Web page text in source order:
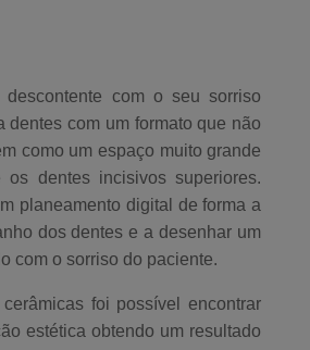
com o seu sorriso
dentes com um formato que não
como um espaço muito grande
os dentes incisivos superiores.
planeamento digital de forma a
dos dentes e a desenhar um
com o sorriso do paciente.
cerâmicas foi possível encontrar
estética obtendo um resultado